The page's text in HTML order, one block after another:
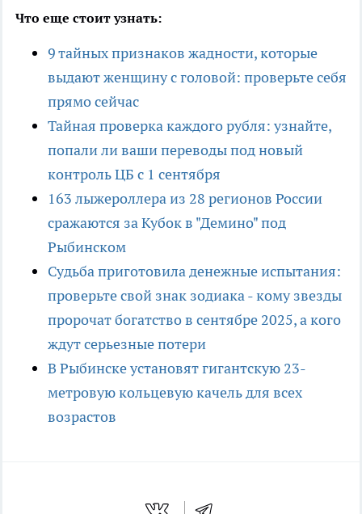
Что еще стоит узнать:
9 тайных признаков жадности, которые
выдают женщину с головой: проверьте себя
прямо сейчас
Тайная проверка каждого рубля: узнайте,
попали ли ваши переводы под новый
контроль ЦБ с 1 сентября
163 лыжероллера из 28 регионов России
сражаются за Кубок в "Демино" под
Рыбинском
Судьба приготовила денежные испытания:
проверьте свой знак зодиака - кому звезды
пророчат богатство в сентябре 2025, а кого
ждут серьезные потери
В Рыбинске установят гигантскую 23-
метровую кольцевую качель для всех
возрастов